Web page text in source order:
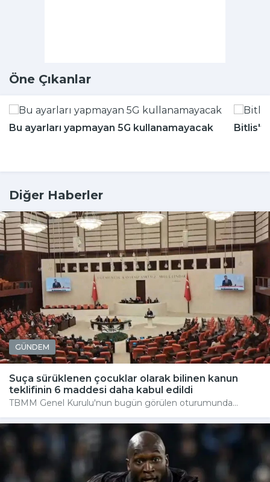
Öne Çıkanlar
Bu ayarları yapmayan 5G kullanamayacak
Diğer Haberler
GÜNDEM
Suça sürüklenen çocuklar olarak bilinen kanun
teklifinin 6 maddesi daha kabul edildi
TBMM Genel Kurulu'nun bugün görülen oturumunda...